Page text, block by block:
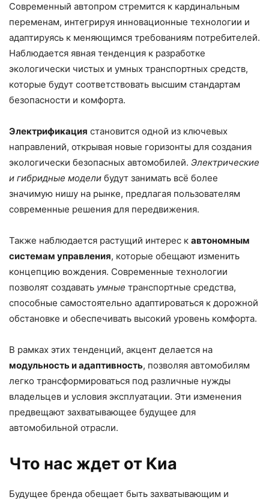
Современный автопром стремится к кардинальным
переменам, интегрируя инновационные технологии и
адаптируясь к меняющимся требованиям потребителей.
Наблюдается явная тенденция к разработке
экологически чистых и умных транспортных средств,
которые будут соответствовать высшим стандартам
безопасности и комфорта.
Электрификация становится одной из ключевых
направлений, открывая новые горизонты для создания
экологически безопасных автомобилей. Электрические
и гибридные модели будут занимать всё более
значимую нишу на рынке, предлагая пользователям
современные решения для передвижения.
Также наблюдается растущий интерес к автономным
системам управления, которые обещают изменить
концепцию вождения. Современные технологии
позволят создавать умные транспортные средства,
способные самостоятельно адаптироваться к дорожной
обстановке и обеспечивать высокий уровень комфорта.
В рамках этих тенденций, акцент делается на
модульность и адаптивность, позволяя автомобилям
легко трансформироваться под различные нужды
владельцев и условия эксплуатации. Эти изменения
предвещают захватывающее будущее для
автомобильной отрасли.
Что нас ждет от Киа
Будущее бренда обещает быть захватывающим и